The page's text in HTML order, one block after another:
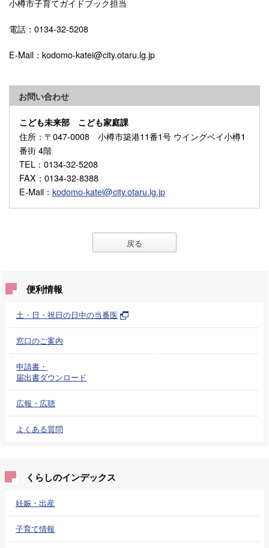
電話：0134-32-5208
E-Mail：kodomo-katei@city.otaru.lg.jp
お問い合わせ
こども未来部 こども家庭課
住所 ：〒047-0008 小樽市築港11番1号 ウイングベイ小樽1
番街 4階
TEL ：0134-32-5208
FAX ：0134-32-8388
E-Mail ： kodomo-katei@city.otaru.lg.jp
戻る
便利情報
土・日・祝日の日中の当番医
窓口のご案内
申請書・
届出書ダウンロード
広報・広聴
よくある質問
くらしのインデックス
妊娠・出産
子育て情報